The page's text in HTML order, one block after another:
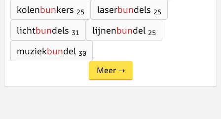
kolenbunkers 25 laserbundels 25
lichtbundels 31 lijnenbundel 25
muziekbundel 30
Meer →